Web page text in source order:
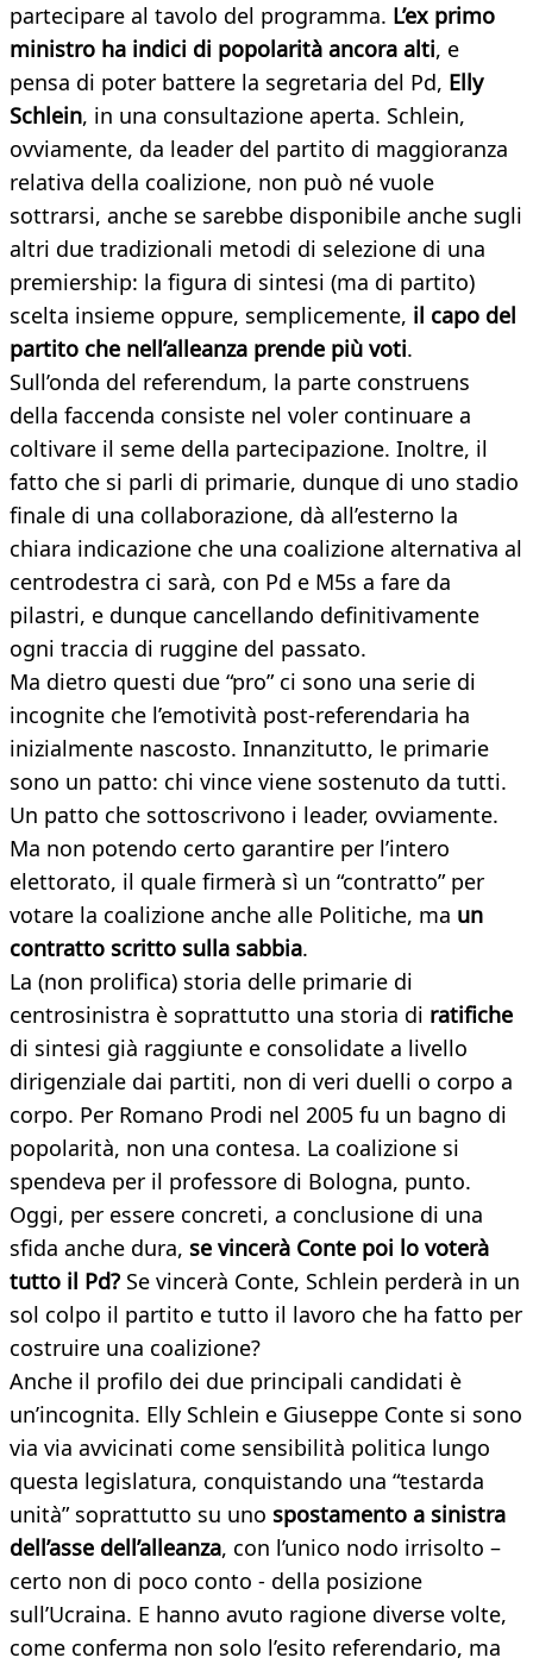
partecipare al tavolo del programma. L’ex primo
ministro ha indici di popolarità ancora alti, e
pensa di poter battere la segretaria del Pd, Elly
Schlein, in una consultazione aperta. Schlein,
ovviamente, da leader del partito di maggioranza
relativa della coalizione, non può né vuole
sottrarsi, anche se sarebbe disponibile anche sugli
altri due tradizionali metodi di selezione di una
premiership: la figura di sintesi (ma di partito)
scelta insieme oppure, semplicemente, il capo del
partito che nell’alleanza prende più voti.
Sull’onda del referendum, la parte construens
della faccenda consiste nel voler continuare a
coltivare il seme della partecipazione. Inoltre, il
fatto che si parli di primarie, dunque di uno stadio
finale di una collaborazione, dà all’esterno la
chiara indicazione che una coalizione alternativa al
centrodestra ci sarà, con Pd e M5s a fare da
pilastri, e dunque cancellando definitivamente
ogni traccia di ruggine del passato.
Ma dietro questi due “pro” ci sono una serie di
incognite che l’emotività post-referendaria ha
inizialmente nascosto. Innanzitutto, le primarie
sono un patto: chi vince viene sostenuto da tutti.
Un patto che sottoscrivono i leader, ovviamente.
Ma non potendo certo garantire per l’intero
elettorato, il quale firmerà sì un “contratto” per
votare la coalizione anche alle Politiche, ma un
contratto scritto sulla sabbia.
La (non prolifica) storia delle primarie di
centrosinistra è soprattutto una storia di ratifiche
di sintesi già raggiunte e consolidate a livello
dirigenziale dai partiti, non di veri duelli o corpo a
corpo. Per Romano Prodi nel 2005 fu un bagno di
popolarità, non una contesa. La coalizione si
spendeva per il professore di Bologna, punto.
Oggi, per essere concreti, a conclusione di una
sfida anche dura, se vincerà Conte poi lo voterà
tutto il Pd? Se vincerà Conte, Schlein perderà in un
sol colpo il partito e tutto il lavoro che ha fatto per
costruire una coalizione?
Anche il profilo dei due principali candidati è
un’incognita. Elly Schlein e Giuseppe Conte si sono
via via avvicinati come sensibilità politica lungo
questa legislatura, conquistando una “testarda
unità” soprattutto su uno spostamento a sinistra
dell’asse dell’alleanza, con l’unico nodo irrisolto –
certo non di poco conto - della posizione
sull’Ucraina. E hanno avuto ragione diverse volte,
come conferma non solo l’esito referendario, ma